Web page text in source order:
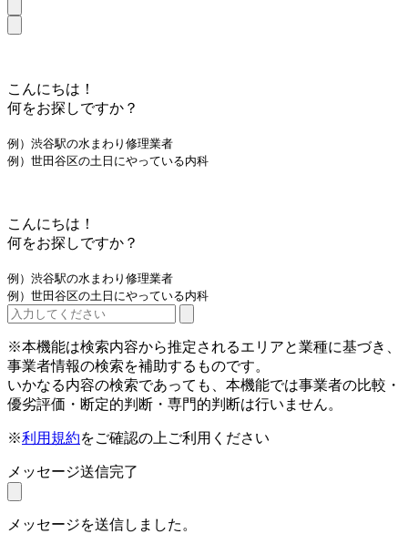
こんにちは！
何をお探しですか？
例）渋谷駅の水まわり修理業者
例）世田谷区の土日にやっている内科
こんにちは！
何をお探しですか？
例）渋谷駅の水まわり修理業者
例）世田谷区の土日にやっている内科
※本機能は検索内容から推定されるエリアと業種に基づき、
事業者情報の検索を補助するものです。
いかなる内容の検索であっても、本機能では事業者の比較・
優劣評価・断定的判断・専門的判断は行いません。
※利用規約をご確認の上ご利用ください
メッセージ送信完了
メッセージを送信しました。